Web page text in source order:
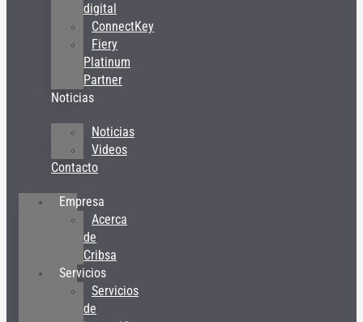
digital
ConnectKey
Fiery
Platinum
Partner
Noticias
Noticias
Videos
Contacto
Empresa
Acerca
de
Cribsa
Servicios
Servicios
de